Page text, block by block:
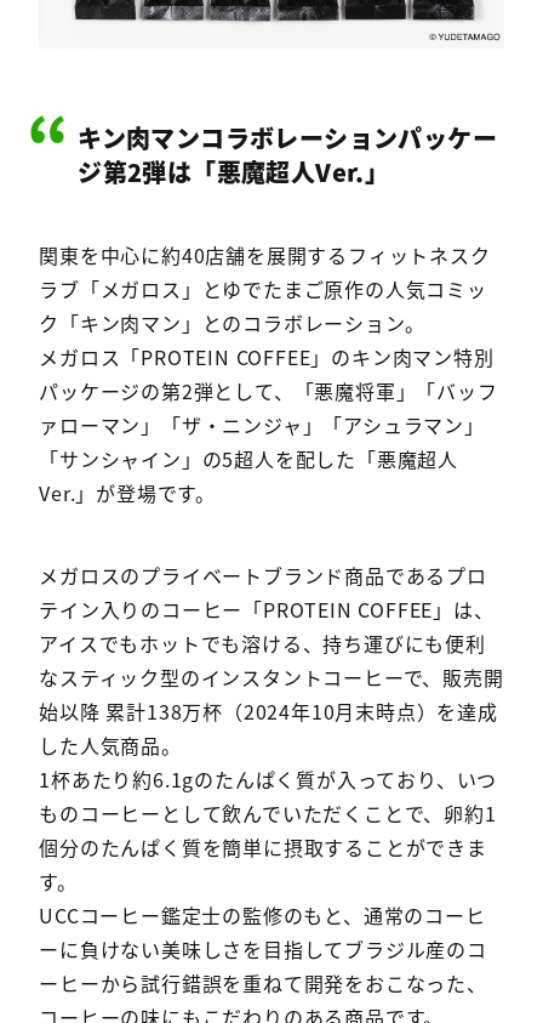
キン肉マンコラボレーションパッケー
ジ第2弾は「悪魔超人Ver.」
関東を中心に約40店舗を展開するフィットネスク
ラブ「メガロス」とゆでたまご原作の人気コミッ
ク「キン肉マン」とのコラボレーション。
メガロス「PROTEIN COFFEE」のキン肉マン特別
パッケージの第2弾として、「悪魔将軍」「バッフ
ァローマン」「ザ・ニンジャ」「アシュラマン」
「サンシャイン」の5超人を配した「悪魔超人
Ver.」が登場です。
メガロスのプライベートブランド商品であるプロ
テイン入りのコーヒー「PROTEIN COFFEE」は、
アイスでもホットでも溶ける、持ち運びにも便利
なスティック型のインスタントコーヒーで、販売開
始以降 累計138万杯（2024年10月末時点）を達成
した人気商品。
1杯あたり約6.1gのたんぱく質が入っており、いつ
ものコーヒーとして飲んでいただくことで、卵約1
個分のたんぱく質を簡単に摂取することができま
す。
UCCコーヒー鑑定士の監修のもと、通常のコーヒ
ーに負けない美味しさを目指してブラジル産のコ
ーヒーから試行錯誤を重ねて開発をおこなった、